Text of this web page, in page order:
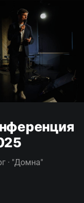
· "Домна"